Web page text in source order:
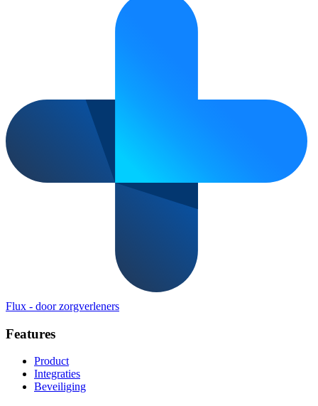
Flux - door zorgverleners
Features
Product
Integraties
Beveiliging